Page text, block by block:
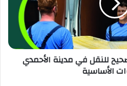
للنقل في مدينة الأحمدي
الأساسية